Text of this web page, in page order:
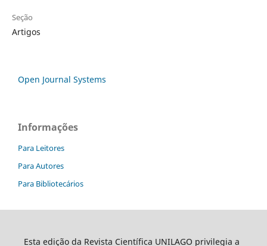
Seção
Artigos
Open Journal Systems
Informações
Para Leitores
Para Autores
Para Bibliotecários
Esta edição da Revista Científica UNILAGO privilegia a